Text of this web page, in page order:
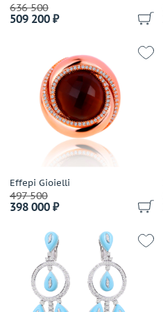
Constantin Artmayer
Crivelli
Dada Arrigoni
Damas
Damiani
Dario & Pietro
David Yurman
De Dears
De Grisogono
Della Riva
Di Modolo
Diamanti
Diamond Point
Dior
636 500
509 200 ₽
Effepi Gioielli
497 500
398 000 ₽